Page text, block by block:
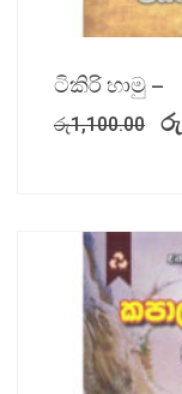
ටිකිරි හාමු –
රු1,100.00 රු